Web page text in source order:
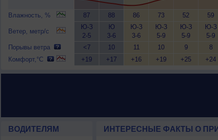
Влажность, %
Ветер, метр/с
Порывы ветра
Комфорт,°C
87
Ю-З
2-5
<7
+19
88
Ю
3-6
10
+17
86
Ю-З
3-6
11
+16
73
Ю-З
5-9
10
+19
52
Ю-З
5-9
9
+25
59
Ю-З
5-9
8
+24
ВОДИТЕЛЯМ ИНТЕРЕСНЫЕ ФАКТЫ О